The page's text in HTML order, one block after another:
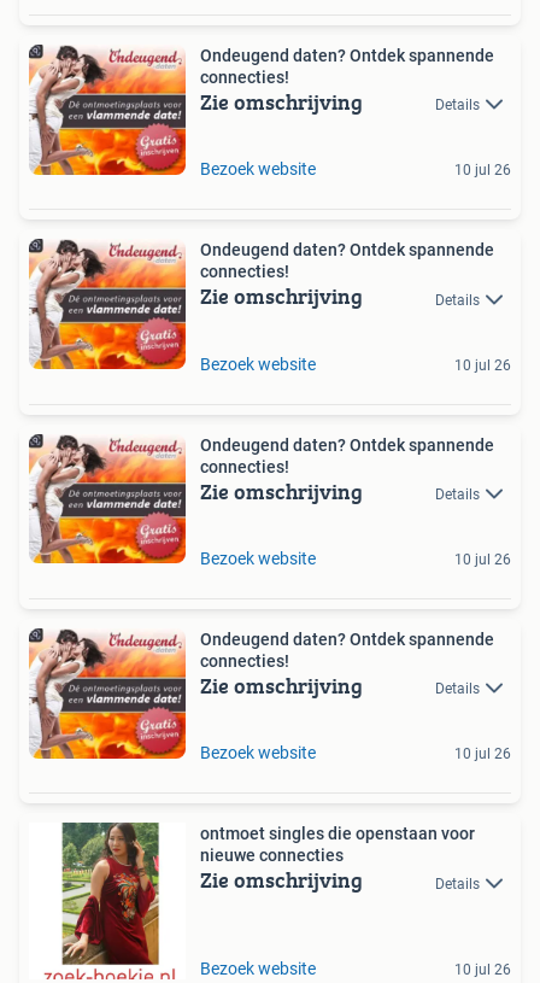
Ondeugend daten? Ontdek spannende
connecties!
Zie omschrijving Details
Bezoek website 10 jul 26
Ondeugend daten? Ontdek spannende
connecties!
Zie omschrijving Details
Bezoek website 10 jul 26
Ondeugend daten? Ontdek spannende
connecties!
Zie omschrijving Details
Bezoek website 10 jul 26
Ondeugend daten? Ontdek spannende
connecties!
Zie omschrijving Details
Bezoek website 10 jul 26
ontmoet singles die openstaan voor
nieuwe connecties
Zie omschrijving Details
Bezoek website 10 jul 26